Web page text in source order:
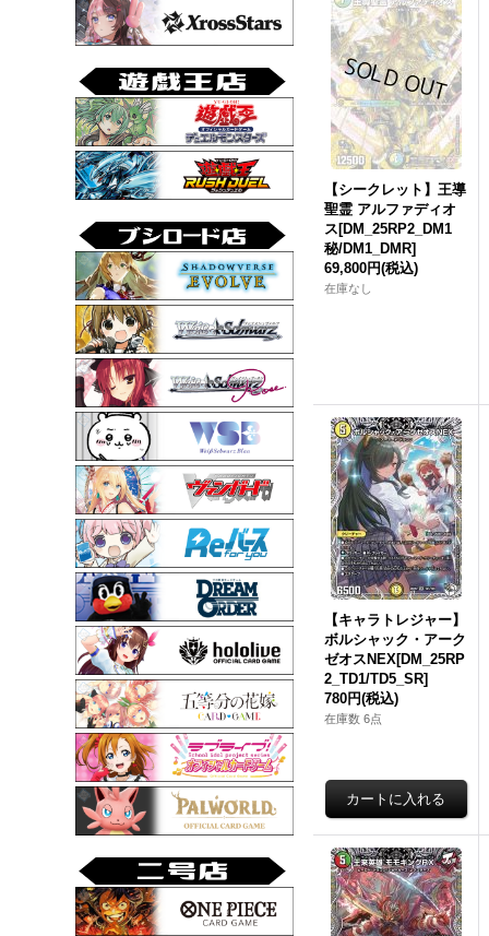
【シークレット】王導
聖霊 アルファディオ
ス[DM_25RP2_DM1
秘/DM1_DMR]
69,800円(税込)
在庫なし
【キャラトレジャー】
ボルシャック・アーク
ゼオスNEX[DM_25RP
2_TD1/TD5_SR]
780円(税込)
在庫数 6点